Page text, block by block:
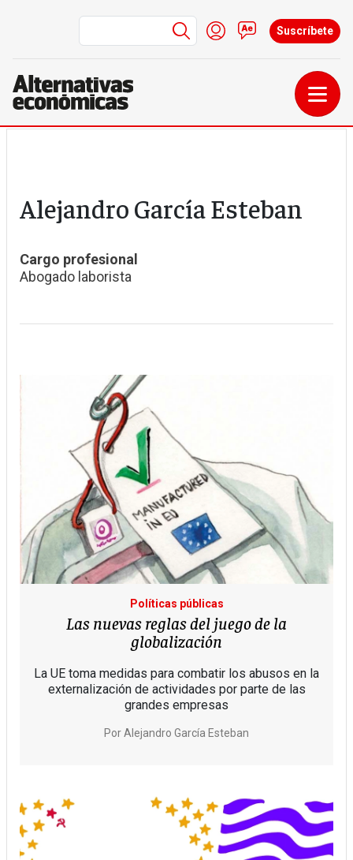
Menú de cuenta de
Iniciar sesión
Contacto
Suscríbete
Alejandro García Esteban
Cargo profesional
Abogado laborista
Políticas públicas
Las nuevas reglas del juego de la
globalización
La UE toma medidas para combatir los abusos en la
externalización de actividades por parte de las
grandes empresas
PorAlejandro García Esteban